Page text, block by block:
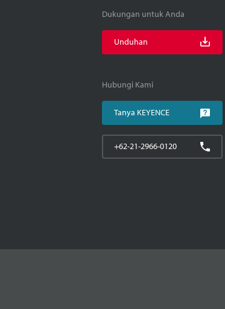
Dukungan untuk Anda
Unduhan
Hubungi Kami
Tanya KEYENCE
+62-21-2966-0120